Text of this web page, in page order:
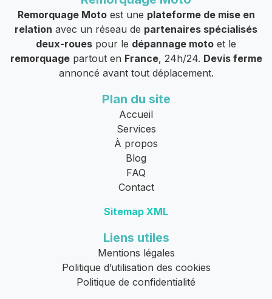
Remorquage Motoest une plateforme de mise en
relation avec un réseau de partenaires spécialisés
deux-roues pour le dépannage moto et le
remorquagepartout en France, 24h/24. Devis ferme
annoncé avant tout déplacement.
Plan du site
Accueil
Services
À propos
Blog
FAQ
Contact
Sitemap XML
Liens utiles
Mentions légales
Politique d’utilisation des cookies
Politique de confidentialité